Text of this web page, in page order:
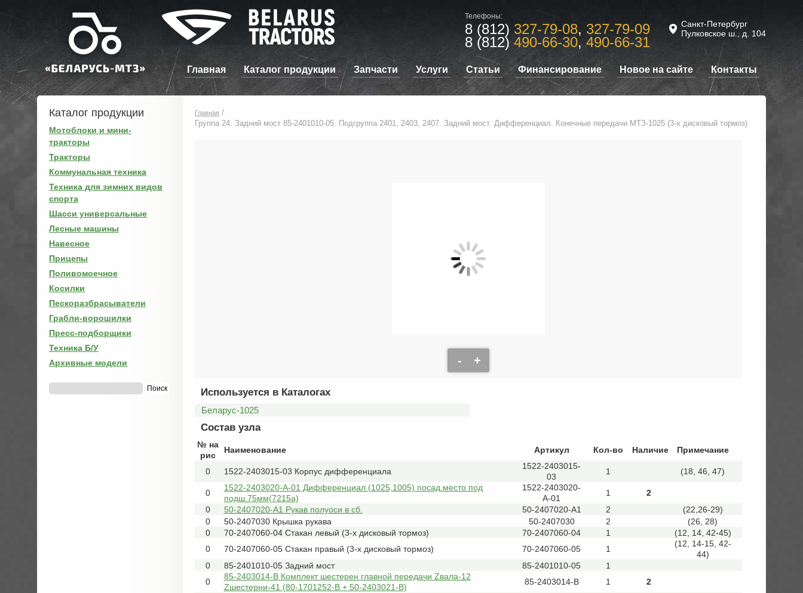
Телефоны:
8 (812) 327-79-08, 327-79-09
8 (812) 490-66-30, 490-66-31
Санкт-Петербург
Пулковское ш., д. 104
Главная Каталог продукции Запчасти Услуги Статьи Финансирование Новое на сайте Контакты
Каталог продукции
Мотоблоки и мини-
тракторы
Тракторы
Коммунальная техника
Техника для зимних видов
спорта
Шасси универсальные
Лесные машины
Навесное
Прицепы
Поливомоечное
Косилки
Пескоразбрасыватели
Грабли-ворошилки
Пресс-подборщики
Техника Б/У
Архивные модели
Главная /
Группа 24. Задний мост 85-2401010-05. Подгруппа 2401, 2403, 2407. Задний мост. Дифференциал. Конечные передачи МТЗ-1025 (3-х дисковый тормоз)
- +
Используется в Каталогах
Беларус-1025
Состав узла
№ на
рис
Наименование Артикул Кол-во Наличие Примечание
0 1522-2403015-03 Корпус дифференциала
1522-2403015-
03
1 (18, 46, 47)
0
1522-2403020-А-01 Дифференциал (1025,1005) посад.место под
подш.75мм(7215а)
1522-2403020-
А-01
1
2
0
50-2407020-А1 Рукав полуоси в сб. 50-2407020-А1 2
(22,26-29)
0
50-2407030 Крышка рукава 50-2407030 2
(26, 28)
0
70-2407060-04 Стакан левый (3-х дисковый тормоз) 70-2407060-04 1
(12, 14, 42-45)
0
70-2407060-05 Стакан правый (3-х дисковый тормоз) 70-2407060-05 1
(12, 14-15, 42-
44)
0
85-2401010-05 Задний мост 85-2401010-05
1
0
85-2403014-В Комплект шестерен главной передачи Zвала-12
Zшестерни-41 (80-1701252-В + 50-2403021-В)
85-2403014-В 1
2